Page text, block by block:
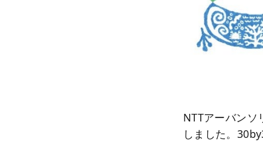
NTTアーバンソ
しました。